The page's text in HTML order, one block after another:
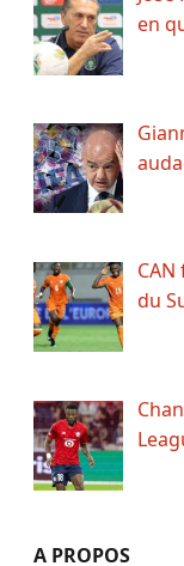
en
du
A PROPOS